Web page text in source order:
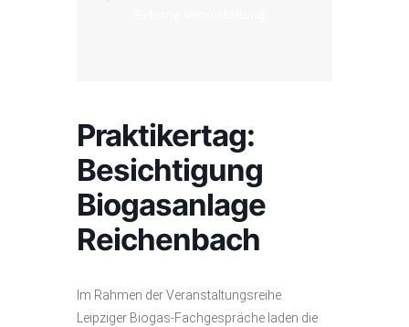
Praktikertag:
Besichtigung
Biogasanlage
Reichenbach
Im Rahmen der Veranstaltungsreihe
Leipziger Biogas-Fachgespräche laden die